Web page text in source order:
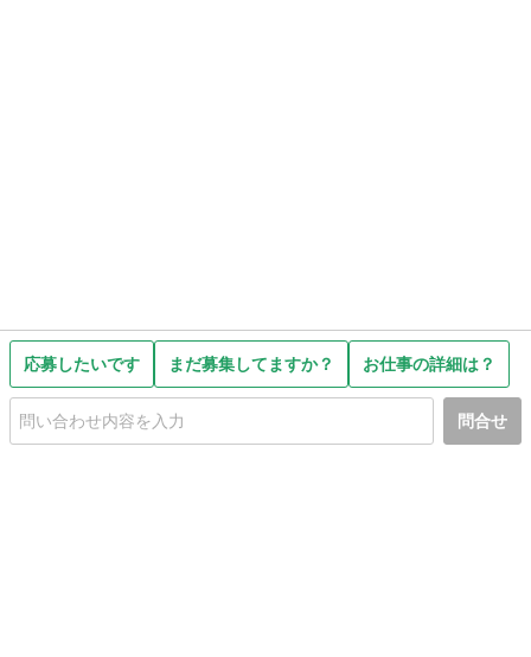
応募したいです まだ募集してますか？ お仕事の詳細は？
問合せ